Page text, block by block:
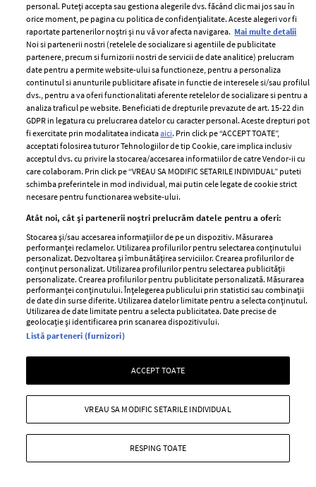
MAI MULTE ARTICOLE
ABONEAZĂ-TE LA NEWSLETTER
Urmareste-ne pe:
Cele mai citite
7 uleiuri care stimulează creșterea rapidă a
personal. Puteți accepta sau gestiona alegerile dvs. făcând clic mai jos sau în
orice moment, pe pagina cu politica de confidențialitate. Aceste alegeri vor fi
raportate partenerilor noștri și nu vă vor afecta navigarea. Mai multe detalii
Noi si partenerii nostri (retelele de socializare si agentiile de publicitate
partenere, precum si furnizorii nostri de servicii de date analitice) prelucram
date pentru a permite website-ului sa functioneze, pentru a personaliza
continutul si anunturile publicitare afisate in functie de interesele si/sau profilul
dvs., pentru a va oferi functionalitati aferente retelelor de socializare si pentru a
analiza traficul pe website. Beneficiati de drepturile prevazute de art. 15-22 din
GDPR in legatura cu prelucrarea datelor cu caracter personal. Aceste drepturi pot
fi exercitate prin modalitatea indicataaici. Prin click pe “ACCEPT TOATE”,
acceptati folosirea tuturor Tehnologiilor de tip Cookie, care implica inclusiv
acceptul dvs. cu privire la stocarea/accesarea informatiilor de catre Vendor-ii cu
care colaboram. Prin click pe “VREAU SA MODIFIC SETARILE INDIVIDUAL” puteti
schimba preferintele in mod individual, mai putin cele legate de cookie strict
necesare pentru functionarea website-ului.
Atât noi, cât și partenerii noștri prelucrăm datele pentru a oferi:
Stocarea și/sau accesarea informațiilor de pe un dispozitiv. Măsurarea
performanței reclamelor. Utilizarea profilurilor pentru selectarea conținutului
personalizat. Dezvoltarea și îmbunătățirea serviciilor. Crearea profilurilor de
conținut personalizat. Utilizarea profilurilor pentru selectarea publicității
personalizate. Crearea profilurilor pentru publicitate personalizată. Măsurarea
performanței conținutului. Înțelegerea publicului prin statistici sau combinații
de date din surse diferite. Utilizarea datelor limitate pentru a selecta conținutul.
Utilizarea de date limitate pentru a selecta publicitatea. Date precise de
geolocație și identificarea prin scanarea dispozitivului.
Listă parteneri (furnizori)
ACCEPT TOATE
RESPING TOATE
VREAU SA MODIFIC SETARILE INDIVIDUAL